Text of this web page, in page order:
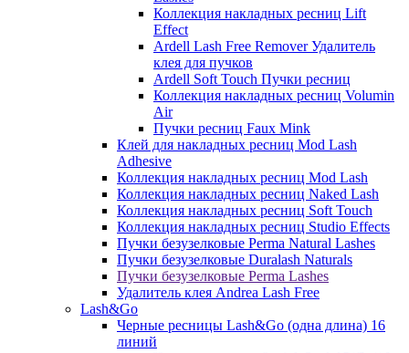
Коллекция накладных ресниц Lift
Effect
Ardell Lash Free Remover Удалитель
клея для пучков
Ardell Soft Touch Пучки ресниц
Коллекция накладных ресниц Volumin
Air
Пучки ресниц Faux Mink
Клей для накладных ресниц Mod Lash
Adhesive
Коллекция накладных ресниц Mod Lash
Коллекция накладных ресниц Naked Lash
Коллекция накладных ресниц Soft Touch
Коллекция накладных ресниц Studio Effects
Пучки безузелковые Perma Natural Lashes
Пучки безузелковые Duralash Naturals
Пучки безузелковые Perma Lashes
Удалитель клея Andrea Lash Free
Lash&Go
Черные ресницы Lash&Go (одна длина) 16
линий